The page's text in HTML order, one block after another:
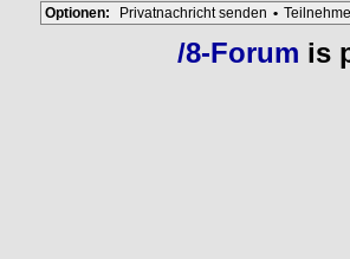
Optionen:
Privatnachricht senden •
/8-Forum is